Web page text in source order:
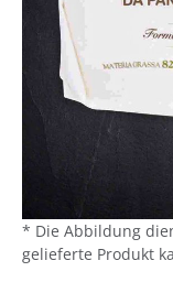
* Die Abbildung
gelieferte Produkt